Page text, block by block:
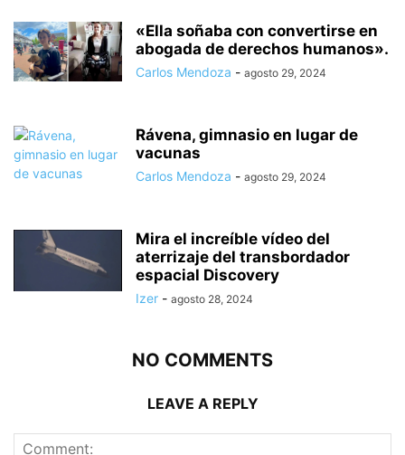
«Ella soñaba con convertirse en
abogada de derechos humanos».
Carlos Mendoza - agosto 29, 2024
Rávena, gimnasio en lugar de
vacunas
Carlos Mendoza - agosto 29, 2024
Mira el increíble vídeo del
aterrizaje del transbordador
espacial Discovery
Izer - agosto 28, 2024
NO COMMENTS
LEAVE A REPLY